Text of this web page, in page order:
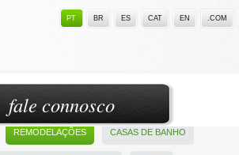
PT BR ES CAT EN .COM
REMODELAÇÕES CASAS DE BANHO
fale connosco